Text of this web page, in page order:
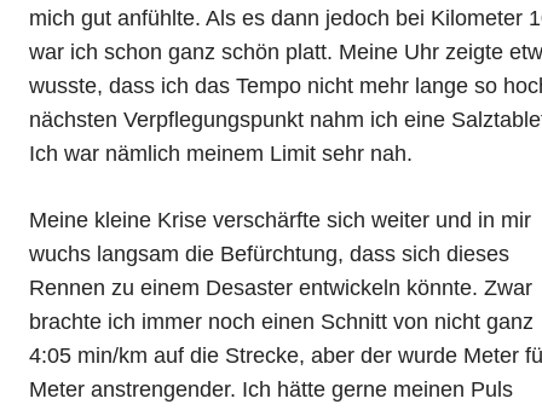
mich gut anfühlte. Als es dann jedoch bei Kilometer
war ich schon ganz schön platt. Meine Uhr zeigte
wusste, dass ich das Tempo nicht mehr lange so
nächsten Verpflegungspunkt nahm ich eine
Ich war nämlich meinem Limit sehr nah.
Meine kleine Krise verschärfte sich weiter und in mir
wuchs langsam die Befürchtung, dass sich dieses
Rennen zu einem Desaster entwickeln könnte. Zwar
brachte ich immer noch einen Schnitt von nicht ganz
4:05 min/km auf die Strecke, aber der wurde Meter
Meter anstrengender. Ich hätte gerne meinen Puls